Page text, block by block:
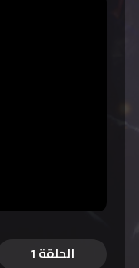
الحلقة 1